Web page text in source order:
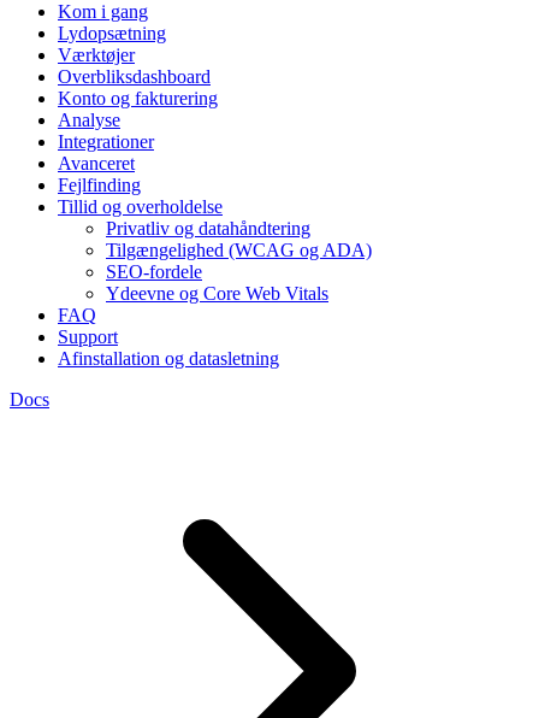
Kom i gang
Lydopsætning
Værktøjer
Overbliksdashboard
Konto og fakturering
Analyse
Integrationer
Avanceret
Fejlfinding
Tillid og overholdelse
Privatliv og datahåndtering
Tilgængelighed (WCAG og ADA)
SEO-fordele
Ydeevne og Core Web Vitals
FAQ
Support
Afinstallation og datasletning
Docs